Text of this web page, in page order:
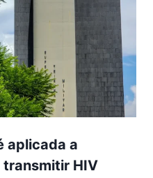
aplicada a
HIV